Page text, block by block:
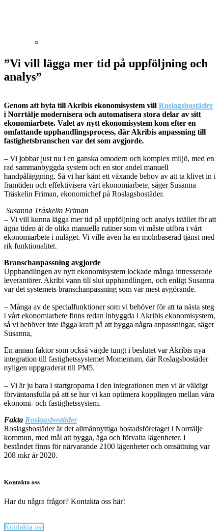
”Vi vill lägga mer tid på uppföljning och
analys”
Genom att byta till Akribis ekonomisystem vill Roslagsbostäder
i Norrtälje modernisera och automatisera stora delar av sitt
ekonomiarbete. Valet av nytt ekonomisystem kom efter en
omfattande upphandlingsprocess, där Akribis anpassning till
fastighetsbranschen var det som avgjorde.
– Vi jobbar just nu i en ganska omodern och komplex miljö, med en
rad sammanbyggda system och en stor andel manuell
handpåläggning. Så vi har känt ett växande behov av att ta klivet in i
framtiden och effektivisera vårt ekonomiarbete, säger Susanna
Träskelin Friman, ekonomichef på Roslagsbostäder.
Susanna Träskelin Friman
– Vi vill kunna lägga mer tid på uppföljning och analys istället för att
ägna tiden åt de olika manuella rutiner som vi måste utföra i vårt
ekonomiarbete i nuläget. Vi ville även ha en molnbaserad tjänst med
rik funktionalitet.
Branschanpassning avgjorde
Upphandlingen av nytt ekonomisystem lockade många intresserade
leverantörer. Akribi vann till slut upphandlingen, och enligt Susanna
var det systemets branschanpassning som var mest avgörande.
– Många av de specialfunktioner som vi behöver för att ta nästa steg
i vårt ekonomiarbete finns redan inbyggda i Akribis ekonomisystem,
så vi behöver inte lägga kraft på att bygga några anpassningar, säger
Susanna,
En annan faktor som också vägde tungt i beslutet var Akribis nya
integration till fastighetssystemet Momentum, där Roslagsbostäder
nyligen uppgraderat till PM5.
– Vi är ju bara i startgroparna i den integrationen men vi är väldigt
förväntansfulla på att se hur vi kan optimera kopplingen mellan våra
ekonomi- och fastighetssystem.
Fakta Roslagsbostäder
Roslagsbostäder är det allmännyttiga bostadsföretaget i Norrtälje
kommun, med mål att bygga, äga och förvalta lägenheter. I
beståndet finns för närvarande 2100 lägenheter och omsättning var
208 mkr år 2020.
Kontakta oss
Har du några frågor? Kontakta oss här!
Kontakta oss